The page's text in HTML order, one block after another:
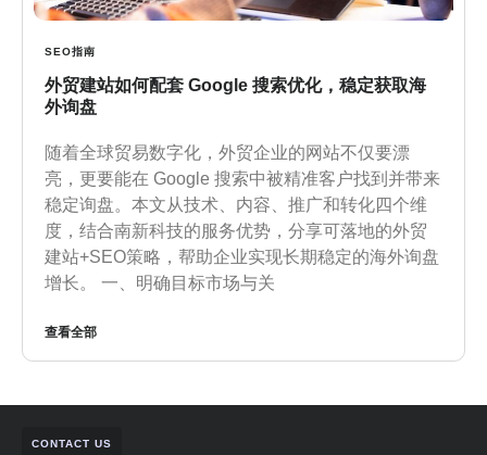
SEO指南
外贸建站如何配套 Google 搜索优化，稳定获取海
外询盘
随着全球贸易数字化，外贸企业的网站不仅要漂
亮，更要能在 Google 搜索中被精准客户找到并带来
稳定询盘。本文从技术、内容、推广和转化四个维
度，结合南新科技的服务优势，分享可落地的外贸
建站+SEO策略，帮助企业实现长期稳定的海外询盘
增长。 一、明确目标市场与关
查看全部
CONTACT US